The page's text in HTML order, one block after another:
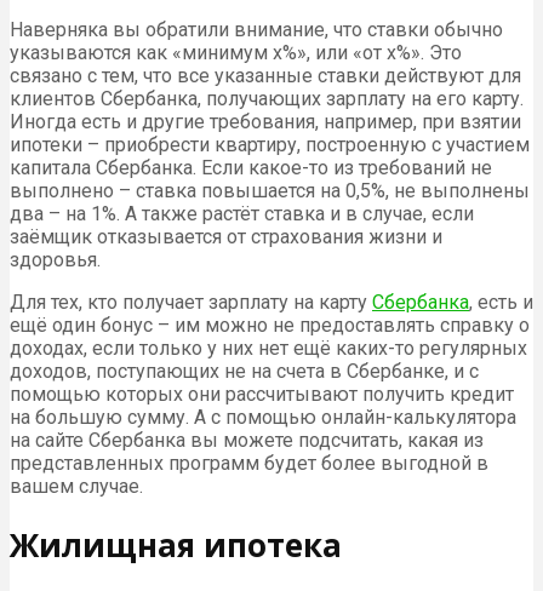
Наверняка вы обратили внимание, что ставки обычно
указываются как «минимум x%», или «от x%». Это
связано с тем, что все указанные ставки действуют для
клиентов Сбербанка, получающих зарплату на его карту.
Иногда есть и другие требования, например, при взятии
ипотеки – приобрести квартиру, построенную с участием
капитала Сбербанка. Если какое-то из требований не
выполнено – ставка повышается на 0,5%, не выполнены
два – на 1%. А также растёт ставка и в случае, если
заёмщик отказывается от страхования жизни и
здоровья.
Для тех, кто получает зарплату на карту Сбербанка, есть и
ещё один бонус – им можно не предоставлять справку о
доходах, если только у них нет ещё каких-то регулярных
доходов, поступающих не на счета в Сбербанке, и с
помощью которых они рассчитывают получить кредит
на большую сумму. А с помощью онлайн-калькулятора
на сайте Сбербанка вы можете подсчитать, какая из
представленных программ будет более выгодной в
вашем случае.
Жилищная ипотека